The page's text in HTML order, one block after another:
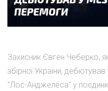
Захисник Євген Чеберко,
збірної України,
"Лос-Анджелеса" у